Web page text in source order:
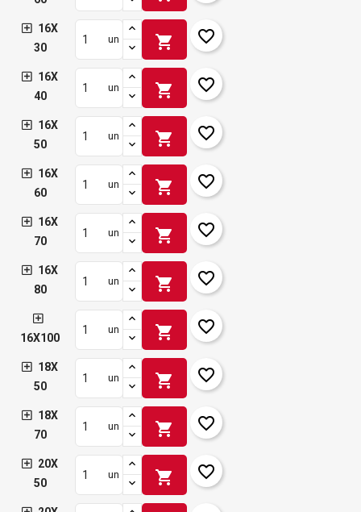
16X
30
un shopping_cart favorite_border
16X
40
un shopping_cart favorite_border
16X
50
un shopping_cart favorite_border
16X
60
un shopping_cart favorite_border
16X
70
un shopping_cart favorite_border
16X
80
un shopping_cart favorite_border
16X100
un shopping_cart favorite_border
18X
50
un shopping_cart favorite_border
18X
70
un shopping_cart favorite_border
20X
50
un shopping_cart favorite_border